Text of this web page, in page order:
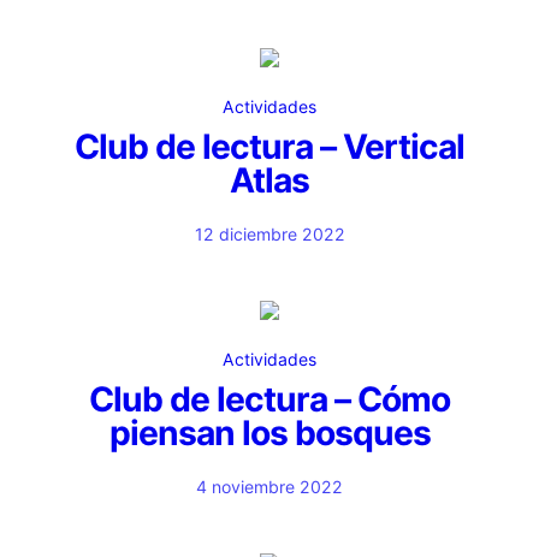
Actividades
Club de lectura – Vertical
Atlas
12 diciembre 2022
Actividades
Club de lectura – Cómo
piensan los bosques
4 noviembre 2022